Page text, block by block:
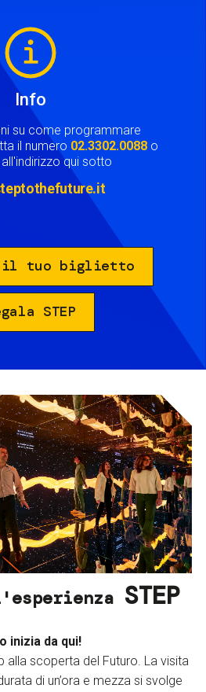
Info
su come programmare
il numero 02.3302.0088 o
qui sotto
il tuo biglietto
STEP
STEP
inizia da qui!
alla scoperta del Futuro. La visita
di un’ora e mezza si svolge